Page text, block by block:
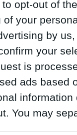
to opt-out of
of your
by
your
is
ads based
You may